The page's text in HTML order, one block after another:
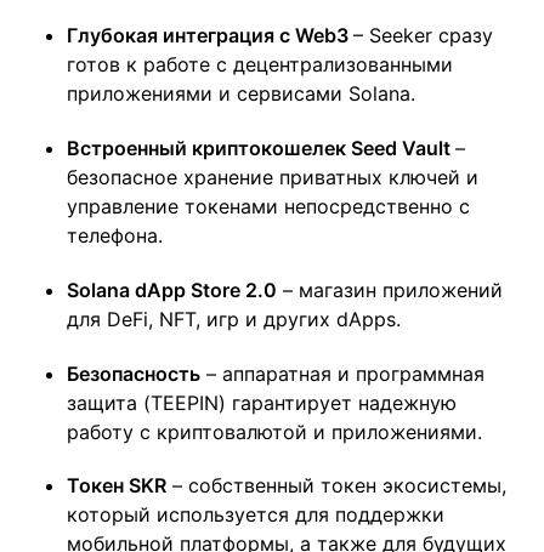
Глубокая интеграция с Web3 – Seeker сразу
готов к работе с децентрализованными
приложениями и сервисами Solana.
Встроенный криптокошелек Seed Vault –
безопасное хранение приватных ключей и
управление токенами непосредственно с
телефона.
Solana dApp Store 2.0 – магазин приложений
для DeFi, NFT, игр и других dApps.
Безопасность – аппаратная и программная
защита (TEEPIN) гарантирует надежную
работу с криптовалютой и приложениями.
Токен SKR – собственный токен экосистемы,
который используется для поддержки
мобильной платформы, а также для будущих